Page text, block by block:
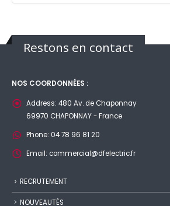
Restons en contact
NOS COORDONNÉES :
Address: 480 Av. de Chaponnay
69970 CHAPONNAY - France
Phone: 04 78 96 81 20
Email: commercial@dfelectric.fr
RECRUTEMENT
NOUVEAUTÉS